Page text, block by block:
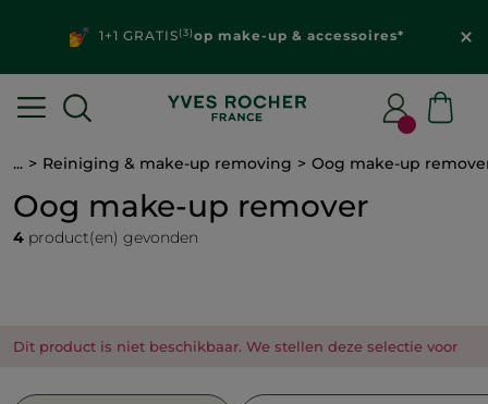
1+1 GRATIS(3)op make-up & accessoires*
... Reiniging & make-up removing Oog make-up
Oog make-up remover
4 product(en) gevonden
Dit product is niet beschikbaar. We stellen deze selectie voor